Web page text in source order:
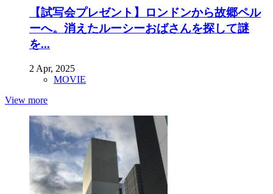
【試写会プレゼント】ロンドンから故郷ペル
ーへ。消えたルーシーおばさんを探して謎
を...
2 Apr, 2025
MOVIE
View more